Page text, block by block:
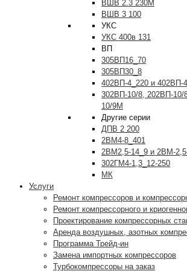
ВШВ 2.3 230М
ВШВ 3 100
УКС
УКС 400в 131
ВП
305ВП16_70
305ВП30_8
402ВП-4_220 и 402ВП-
302ВП-10/8, 202ВП-
10/9М
Другие серии
ДПВ 2 200
2ВМ4-8_401
2ВМ2,5-14_9 и 2ВМ-
302ГМ4-1,3_12-250
МК
Услуги
Ремонт компрессоров и
Ремонт компрессорного и
Проектирование компрессорных
Аренда воздушных, азотных
Программа Трейд-ин
Замена импортных компрессоров
Турбокомпрессоры на заказ